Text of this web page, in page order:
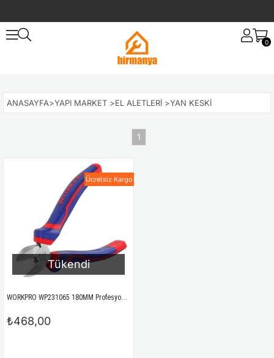
0
ANASAYFA>YAPI MARKET >EL ALETLERI >YAN KESKI
1
Tükendi
WORKPRO WP231065 180MM Profesyonel Yan Keski
₺468,00
Ücretsiz Kargo